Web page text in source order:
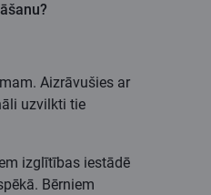
Aizrāvušies ar
uzvilkti tie
izglītības iestādē
Bērniem